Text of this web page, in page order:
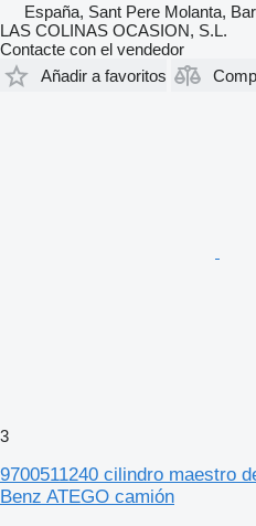
España, Sant Pere Molanta,
LAS COLINAS OCASION, S.L.
Contacte con el vendedor
Añadir a favoritos
3
9700511240 cilindro maestro
Benz ATEGO camión